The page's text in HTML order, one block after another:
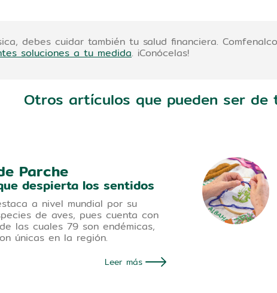
debes cuidar también tu salud financiera.
soluciones a tu medida. ¡Conócelas!
Otros artículos que pueden ser de
Parche
despierta los sentidos
a nivel mundial por su
de aves, pues cuenta con
las cuales 79 son endémicas,
únicas en la región.
Leer más